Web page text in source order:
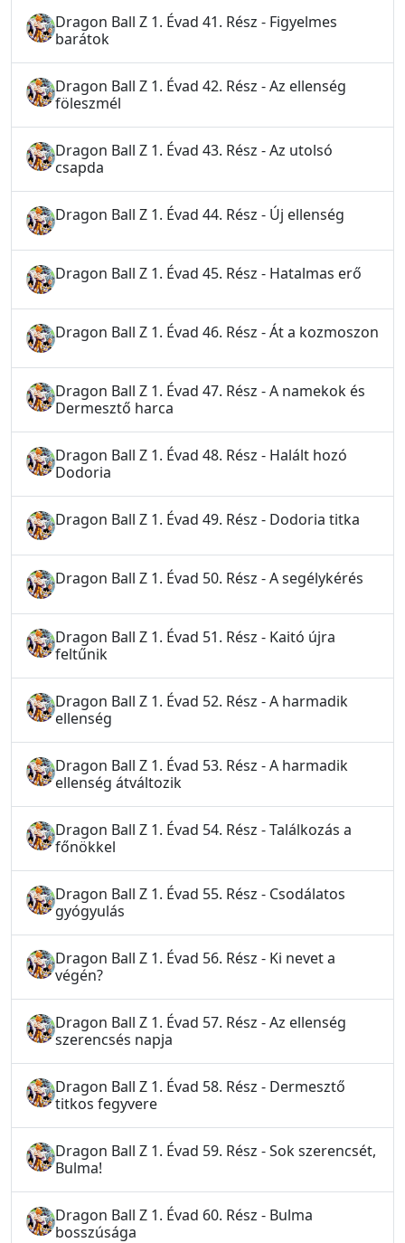
Dragon Ball Z 1. Évad 41. Rész - Figyelmes
barátok
Dragon Ball Z 1. Évad 42. Rész - Az ellenség
föleszmél
Dragon Ball Z 1. Évad 43. Rész - Az utolsó
csapda
Dragon Ball Z 1. Évad 44. Rész - Új ellenség
Dragon Ball Z 1. Évad 45. Rész - Hatalmas erő
Dragon Ball Z 1. Évad 46. Rész - Át a kozmoszon
Dragon Ball Z 1. Évad 47. Rész - A namekok és
Dermesztő harca
Dragon Ball Z 1. Évad 48. Rész - Halált hozó
Dodoria
Dragon Ball Z 1. Évad 49. Rész - Dodoria titka
Dragon Ball Z 1. Évad 50. Rész - A segélykérés
Dragon Ball Z 1. Évad 51. Rész - Kaitó újra
feltűnik
Dragon Ball Z 1. Évad 52. Rész - A harmadik
ellenség
Dragon Ball Z 1. Évad 53. Rész - A harmadik
ellenség átváltozik
Dragon Ball Z 1. Évad 54. Rész - Találkozás a
főnökkel
Dragon Ball Z 1. Évad 55. Rész - Csodálatos
gyógyulás
Dragon Ball Z 1. Évad 56. Rész - Ki nevet a
végén?
Dragon Ball Z 1. Évad 57. Rész - Az ellenség
szerencsés napja
Dragon Ball Z 1. Évad 58. Rész - Dermesztő
titkos fegyvere
Dragon Ball Z 1. Évad 59. Rész - Sok szerencsét,
Bulma!
Dragon Ball Z 1. Évad 60. Rész - Bulma
bosszúsága